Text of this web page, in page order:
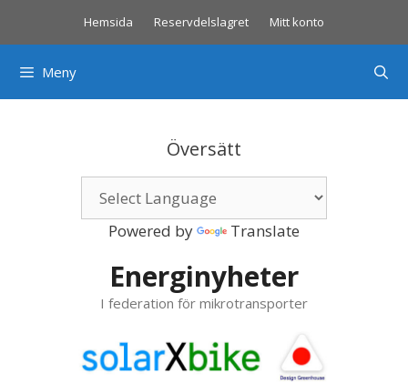
Hemsida Reservdelslagret Mitt konto
Meny
Översätt
Powered by Translate
Energinyheter
I federation för mikrotransporter